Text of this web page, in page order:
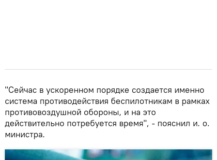
"Сейчас в ускоренном порядке создается именно
система противодействия беспилотникам в рамках
противовоздушной обороны, и на это
действительно потребуется время", - пояснил и. о.
министра.